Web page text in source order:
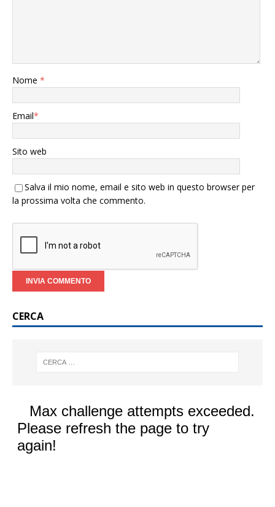
Nome *
Email*
Sito web
Salva il mio nome, email e sito web in questo browser per
la prossima volta che commento.
CERCA